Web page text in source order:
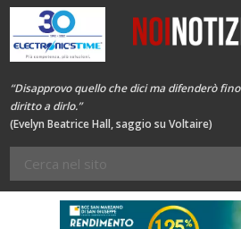
“Disapprovo quello che dici ma difenderò
diritto a dirlo.”
(Evelyn Beatrice Hall, saggio su Voltaire)